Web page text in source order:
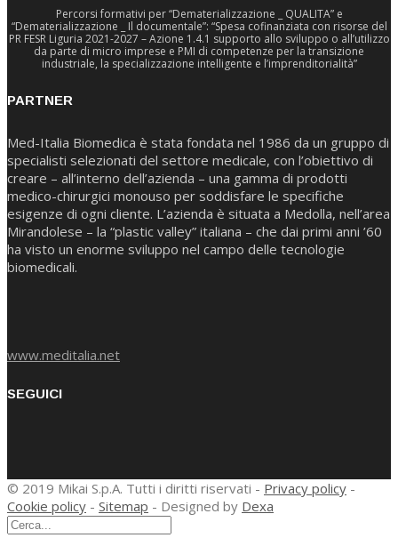
Percorsi formativi per “Dematerializzazione _ QUALITA” e
“Dematerializzazione _ Il documentale”: “Spesa cofinanziata con risorse del
PR FESR Liguria 2021-2027 – Azione 1.4.1 supporto allo sviluppo o all’utilizzo
da parte di micro imprese e PMI di competenze per la transizione
industriale, la specializzazione intelligente e l’imprenditorialità”
PARTNER
Med-Italia Biomedica è stata fondata nel 1986 da un gruppo di
specialisti selezionati del settore medicale, con l’obiettivo di
creare – all’interno dell’azienda – una gamma di prodotti
medico-chirurgici monouso per soddisfare le specifiche
esigenze di ogni cliente. L’azienda è situata a Medolla, nell’area
Mirandolese – la “plastic valley” italiana – che dai primi anni ’60
ha visto un enorme sviluppo nel campo delle tecnologie
biomedicali.
www.meditalia.net
SEGUICI
© 2019 Mikai S.p.A. Tutti i diritti riservati - Privacy policy -
Cookie policy - Sitemap - Designed by Dexa